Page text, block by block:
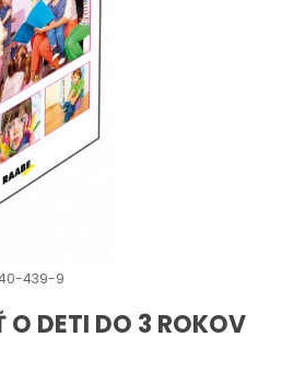
439-9
O DETI DO 3 ROKOV